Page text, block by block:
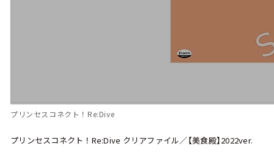
プリンセスコネクト！Re:Dive
プリンセスコネクト！Re:Dive クリアファイル／【美食殿】2022ver.